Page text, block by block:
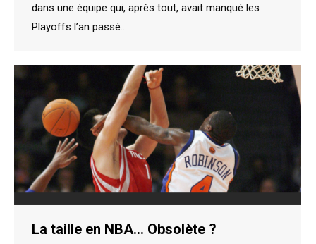
dans une équipe qui, après tout, avait manqué les
Playoffs l’an passé…
La taille en NBA… Obsolète ?